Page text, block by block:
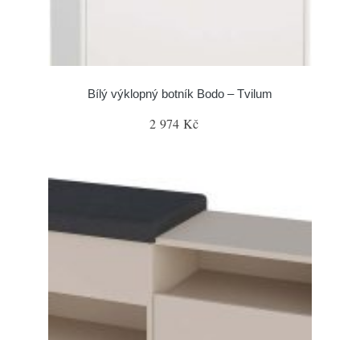
Bílý výklopný botník Bodo – Tvilum
2 974 Kč